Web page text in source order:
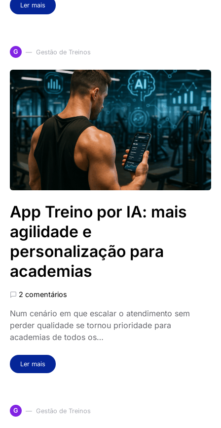
Ler mais
G Gestão de Treinos
App Treino por IA: mais
agilidade e
personalização para
academias
2 comentários
Num cenário em que escalar o atendimento sem
perder qualidade se tornou prioridade para
academias de todos os…
Ler mais
G Gestão de Treinos